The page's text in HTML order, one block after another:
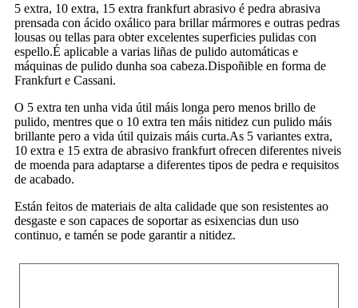
5 extra, 10 extra, 15 extra frankfurt abrasivo é pedra abrasiva
prensada con ácido oxálico para brillar mármores e outras pedras
lousas ou tellas para obter excelentes superficies pulidas con
espello.É aplicable a varias liñas de pulido automáticas e
máquinas de pulido dunha soa cabeza.Dispoñible en forma de
Frankfurt e Cassani.
O 5 extra ten unha vida útil máis longa pero menos brillo de
pulido, mentres que o 10 extra ten máis nitidez cun pulido máis
brillante pero a vida útil quizais máis curta.As 5 variantes extra,
10 extra e 15 extra de abrasivo frankfurt ofrecen diferentes niveis
de moenda para adaptarse a diferentes tipos de pedra e requisitos
de acabado.
Están feitos de materiais de alta calidade que son resistentes ao
desgaste e son capaces de soportar as esixencias dun uso
continuo, e tamén se pode garantir a nitidez.